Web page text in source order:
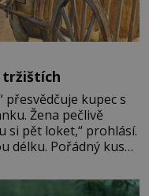
tržištích
přesvědčuje kupec s
Žena pečlivě
si pět loket,“ prohlásí.
délku. Pořádný kus
zhodnotí švadlena